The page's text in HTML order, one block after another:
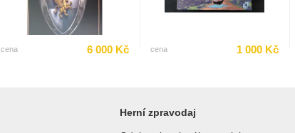
cena 6 000 Kč cena 1 000 Kč
Herní zpravodaj